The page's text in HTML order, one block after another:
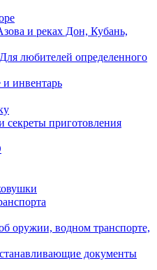
и реках Дон, Кубань,
любителей определенного
инвентарь
приготовления
оружии, водном транспорте,
документы